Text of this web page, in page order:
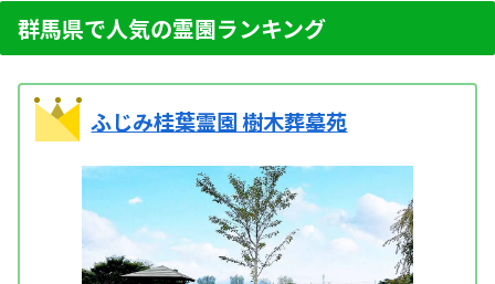
群馬県で人気の霊園ランキング
ふじみ桂葉霊園 樹木葬墓苑